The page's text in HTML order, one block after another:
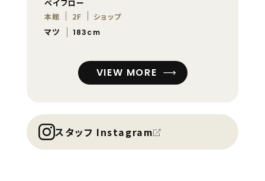
ベイフロー
本館 2F ショップ
マツ 183cm
VIEW MORE
スタッフ Instagram